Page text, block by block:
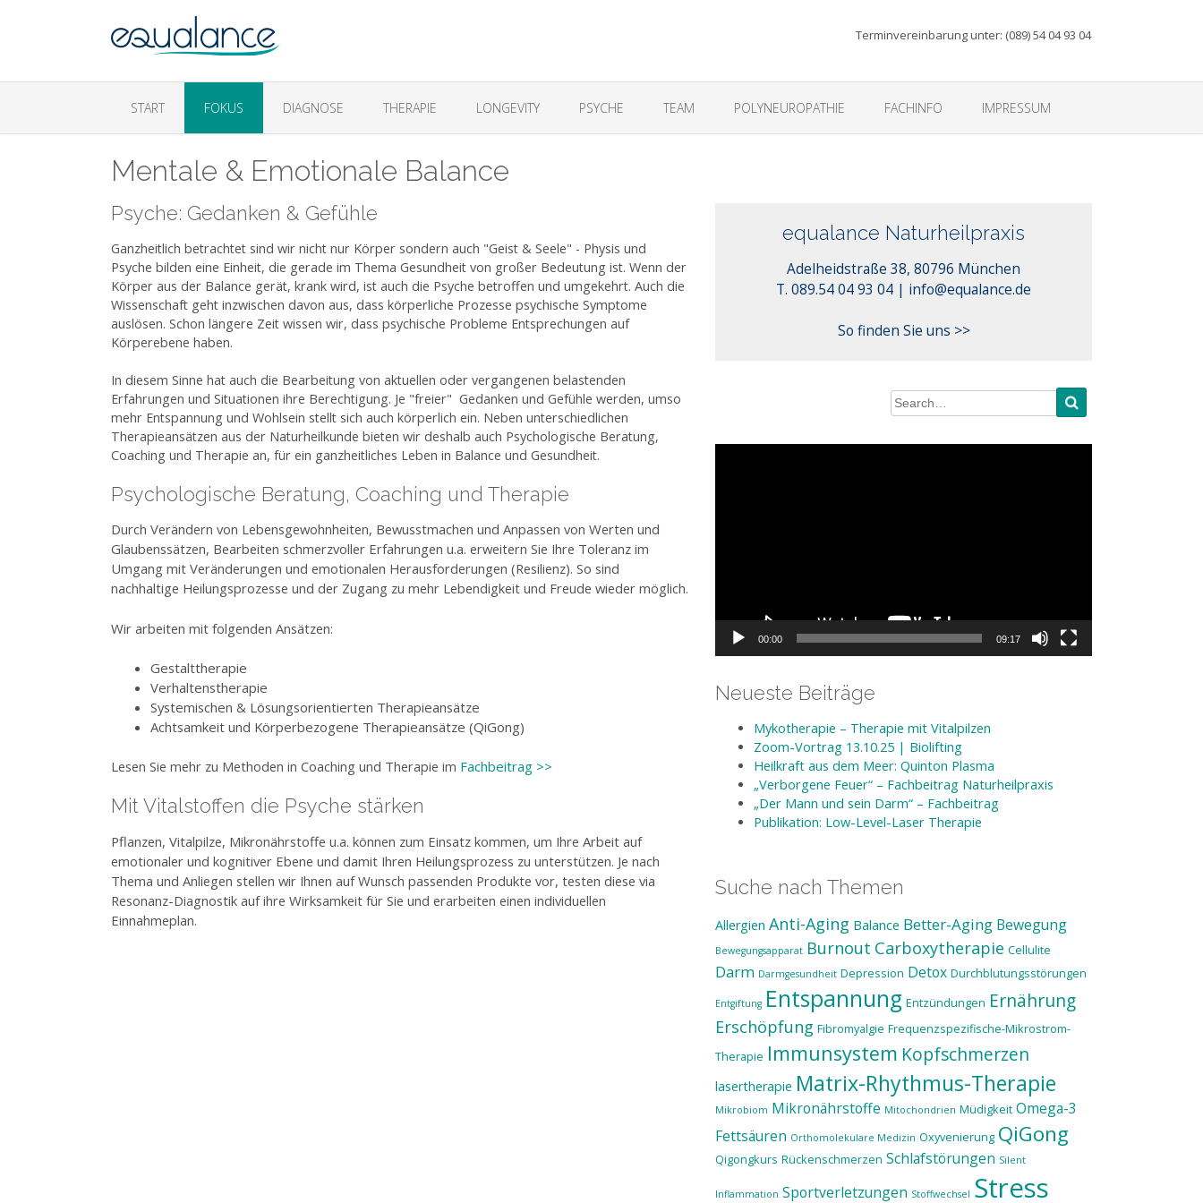
Terminvereinbarung unter: (089) 54 04 93 04
START FOKUS DIAGNOSE THERAPIE LONGEVITY PSYCHE TEAM POLYNEUROPATHIE FACHINFO IMPRESSUM
Mentale & Emotionale Balance
Psyche: Gedanken & Gefühle
Ganzheitlich betrachtet sind wir nicht nur Körper sondern auch "Geist & Seele" - Physis und
Psyche bilden eine Einheit, die gerade im Thema Gesundheit von großer Bedeutung ist. Wenn der
Körper aus der Balance gerät, krank wird, ist auch die Psyche betroffen und umgekehrt. Auch die
Wissenschaft geht inzwischen davon aus, dass körperliche Prozesse psychische Symptome
auslösen. Schon längere Zeit wissen wir, dass psychische Probleme Entsprechungen auf
Körperebene haben.
In diesem Sinne hat auch die Bearbeitung von aktuellen oder vergangenen belastenden
Erfahrungen und Situationen ihre Berechtigung. Je "freier" Gedanken und Gefühle werden, umso
mehr Entspannung und Wohlsein stellt sich auch körperlich ein. Neben unterschiedlichen
Therapieansätzen aus der Naturheilkunde bieten wir deshalb auch Psychologische Beratung,
Coaching und Therapie an, für ein ganzheitliches Leben in Balance und Gesundheit.
Psychologische Beratung, Coaching und Therapie
Durch Verändern von Lebensgewohnheiten, Bewusstmachen und Anpassen von Werten und
Glaubenssätzen, Bearbeiten schmerzvoller Erfahrungen u.a. erweitern Sie Ihre Toleranz im
Umgang mit Veränderungen und emotionalen Herausforderungen (Resilienz). So sind
nachhaltige Heilungsprozesse und der Zugang zu mehr Lebendigkeit und Freude wieder möglich.
Wir arbeiten mit folgenden Ansätzen:
Gestalttherapie
Verhaltenstherapie
Systemischen & Lösungsorientierten Therapieansätze
Achtsamkeit und Körperbezogene Therapieansätze (QiGong)
Lesen Sie mehr zu Methoden in Coaching und Therapie im Fachbeitrag >>
Mit Vitalstoffen die Psyche stärken
Pflanzen, Vitalpilze, Mikronährstoffe u.a. können zum Einsatz kommen, um Ihre Arbeit auf
emotionaler und kognitiver Ebene und damit Ihren Heilungsprozess zu unterstützen. Je nach
Thema und Anliegen stellen wir Ihnen auf Wunsch passenden Produkte vor, testen diese via
Resonanz-Diagnostik auf ihre Wirksamkeit für Sie und erarbeiten einen individuellen
Einnahmeplan.
equalance Naturheilpraxis
Adelheidstraße 38, 80796 München
T. 089.54 04 93 04 | info@equalance.de
So finden Sie uns >>
00:00 09:17
Neueste Beiträge
Mykotherapie – Therapie mit Vitalpilzen
Zoom-Vortrag 13.10.25 | Biolifting
Heilkraft aus dem Meer: Quinton Plasma
„Verborgene Feuer“ – Fachbeitrag Naturheilpraxis
„Der Mann und sein Darm“ – Fachbeitrag
Publikation: Low-Level-Laser Therapie
Suche nach Themen
Allergien Anti-Aging Balance Better-Aging Bewegung
Bewegungsapparat Burnout Carboxytherapie Cellulite
Darm Darmgesundheit Depression Detox Durchblutungsstörungen
Entgiftung Entspannung Entzündungen Ernährung
Erschöpfung Fibromyalgie Frequenzspezifische-Mikrostrom-
Therapie Immunsystem Kopfschmerzen
lasertherapie Matrix-Rhythmus-Therapie
Mikrobiom Mikronährstoffe Mitochondrien Müdigkeit Omega-3
Fettsäuren Orthomolekulare Medizin Oxyvenierung QiGong
Qigongkurs Rückenschmerzen Schlafstörungen Silent
Inflammation Sportverletzungen Stoffwechsel Stress